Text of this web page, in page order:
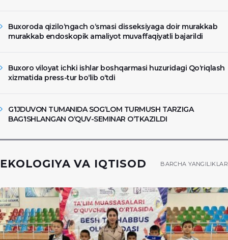
Buxoroda qizilo‘ngach o‘smasi disseksiyaga doir murakkab
murakkab endoskopik amaliyot muvaffaqiyatli bajarildi
Buxoro viloyat ichki ishlar boshqarmasi huzuridagi Qo‘riqlash
xizmatida press-tur bo‘lib o‘tdi
G‘IJDUVON TUMANIDA SOG‘LOM TURMUSH TARZIGA
BAG‘ISHLANGAN O‘QUV-SEMINAR O‘TKAZILDI
EKOLOGIYA VA IQTISOD BARCHA YANGILIKLAR